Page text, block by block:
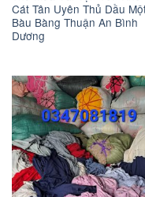
Cát Tân Uyên Thủ Dầu
Bàu Bàng Thuận An Bình
Dương